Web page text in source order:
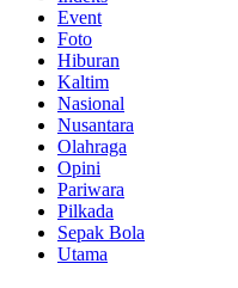
Event
Foto
Hiburan
Kaltim
Nasional
Nusantara
Olahraga
Opini
Pariwara
Pilkada
Sepak Bola
Utama